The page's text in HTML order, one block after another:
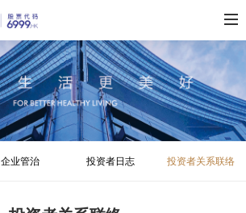
企业管治 投资者日志 投资者关系联络